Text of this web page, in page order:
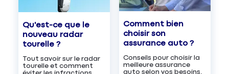
Qu'est-ce que le
nouveau radar
tourelle ?
Tout savoir sur le radar
tourelle et comment
Comment bien
choisir son
assurance auto ?
Conseils pour choisir la
meilleure assurance
auto selon vos besoins.